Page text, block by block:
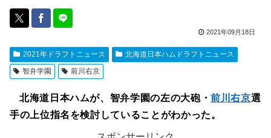
2021年09月18日
2021年ドラフトニュース
北海道日本ハムドラフトニュース
智弁学園
前川右京
北海道日本ハムが、智弁学園の左の大砲・前川右京選
手の上位指名を検討していることがわかった。